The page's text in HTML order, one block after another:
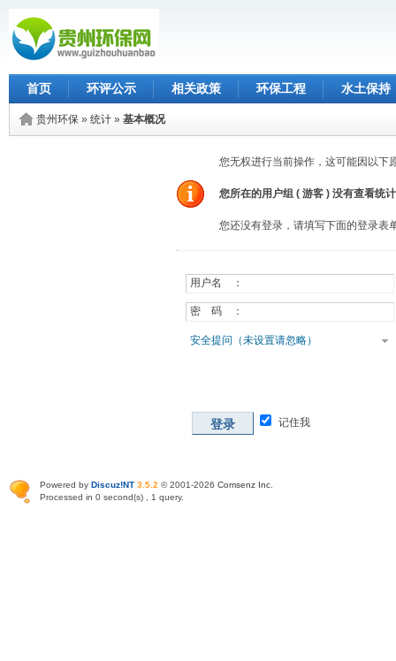
首页 环评公示 相关政策 环保工程 水土保持
贵州环保 » 统计 » 基本概况
您无权进行当前操作，这可能因以下
您所在的用户组 ( 游客 ) 没有查看统
您还没有登录，请填写下面的登录表
用户名 ：
密 码 ：
安全提问（未设置请忽略）
登录 记住我
Powered by Discuz!NT 3.5.2 © 2001-2026 Comsenz Inc
Processed in 0 second(s) , 1 query.